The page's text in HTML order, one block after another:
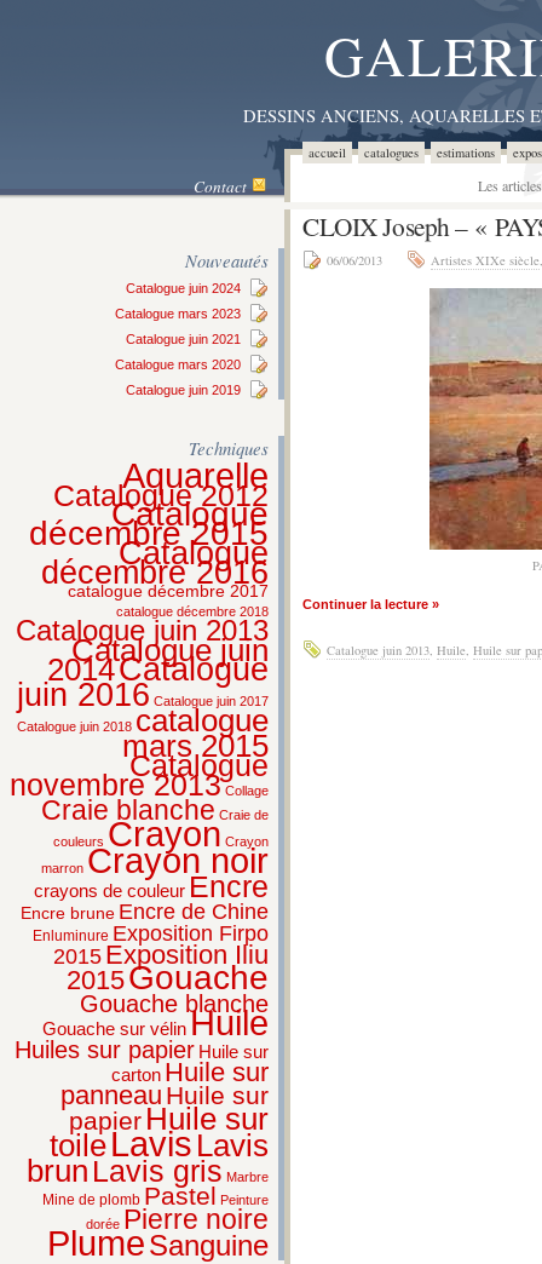
DESSINS ANCIENS,
accueil catalogues estimations
Contact Les
Nouveautés
Catalogue juin 2024
Catalogue mars 2023
Catalogue juin 2021
Catalogue mars 2020
Catalogue juin 2019
Techniques
Aquarelle
Catalogue 2012
Catalogue
décembre 2015
Catalogue
décembre 2016
catalogue décembre 2017
catalogue décembre 2018
Catalogue juin 2013
Catalogue juin
2014Catalogue
juin 2016 Catalogue juin 2017
Catalogue juin 2018 catalogue
mars 2015
Catalogue
novembre 2013 Collage
Craie blanche Craie de
couleurs Crayon Crayon
marron Crayon noir
crayons de couleur Encre
Encre brune Encre de Chine
Enluminure Exposition Firpo
2015 Exposition Iliu
2015Gouache
Gouache blanche
Gouache sur vélinHuile
Huiles sur papier Huile sur
carton Huile sur
panneau Huile sur
papier Huile sur
toileLavis Lavis
brun Lavis gris Marbre
Mine de plomb Pastel Peinture
dorée Pierre noire
PlumeSanguine
CLOIX Joseph – «
06/06/2013 Artistes XIXe siècle
Continuer la lecture »
Catalogue juin 2013, Huile, Huile sur